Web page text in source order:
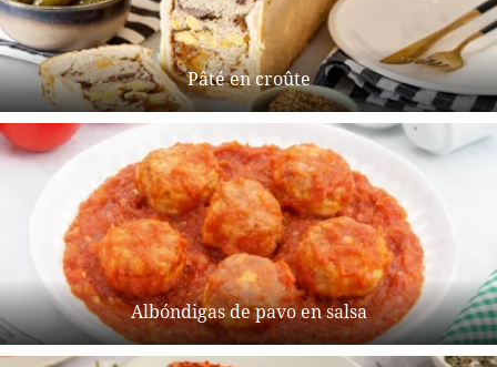
Pâté en croûte
Albóndigas de pavo en salsa